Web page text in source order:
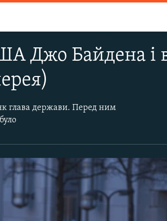
Джо Байдена і
глава держави. Перед ним